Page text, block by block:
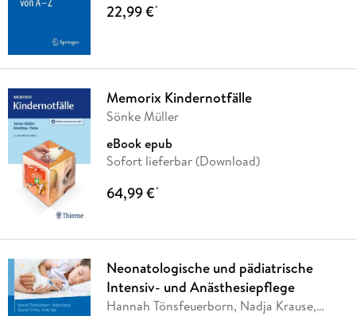
22,99 €*
Memorix Kindernotfälle
Sönke Müller
eBook epub
Sofort lieferbar (Download)
64,99 €*
Neonatologische und pädiatrische
Intensiv- und Anästhesiepflege
Hannah Tönsfeuerborn, Nadja Krause,